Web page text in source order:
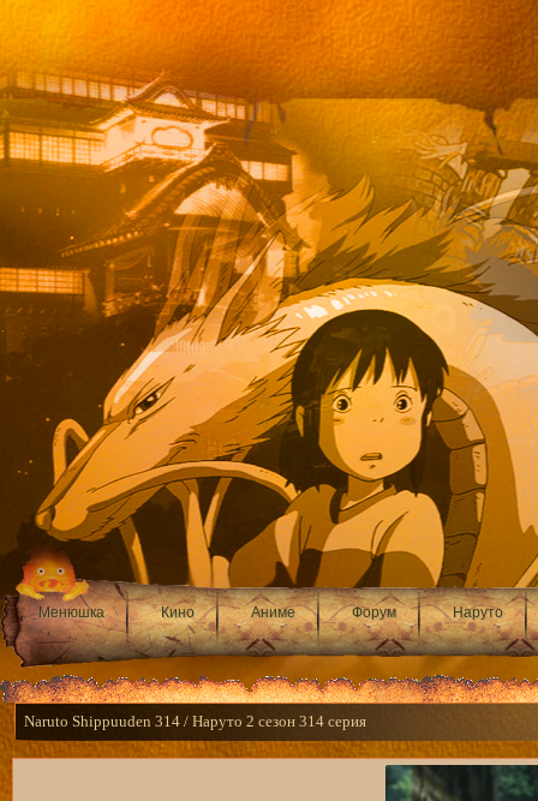
Менюшка Кино Аниме Форум Наруто
Naruto Shippuuden 314 / Наруто 2 сезон 314 серия